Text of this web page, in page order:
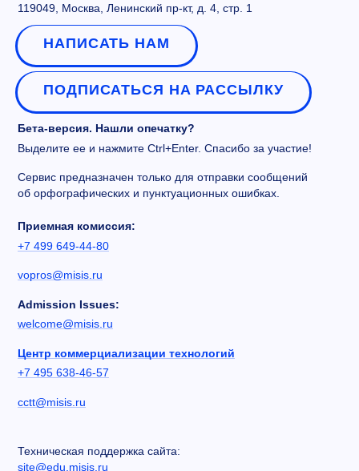
119049, Москва, Ленинский пр-кт, д. 4, стр. 1
НАПИСАТЬ НАМ
ПОДПИСАТЬСЯ НА РАССЫЛКУ
Бета-версия. Нашли опечатку?
Выделите ее и нажмите Ctrl+Enter. Спасибо за участие!
Сервис предназначен только для отправки сообщений
об орфографических и пунктуационных ошибках.
Приемная комиссия:
+7 499 649-44-80
vopros@misis.ru
Admission Issues:
welcome@misis.ru
Центр коммерциализации технологий
+7 495 638-46-57
cctt@misis.ru
Техническая поддержка сайта:
site@edu.misis.ru